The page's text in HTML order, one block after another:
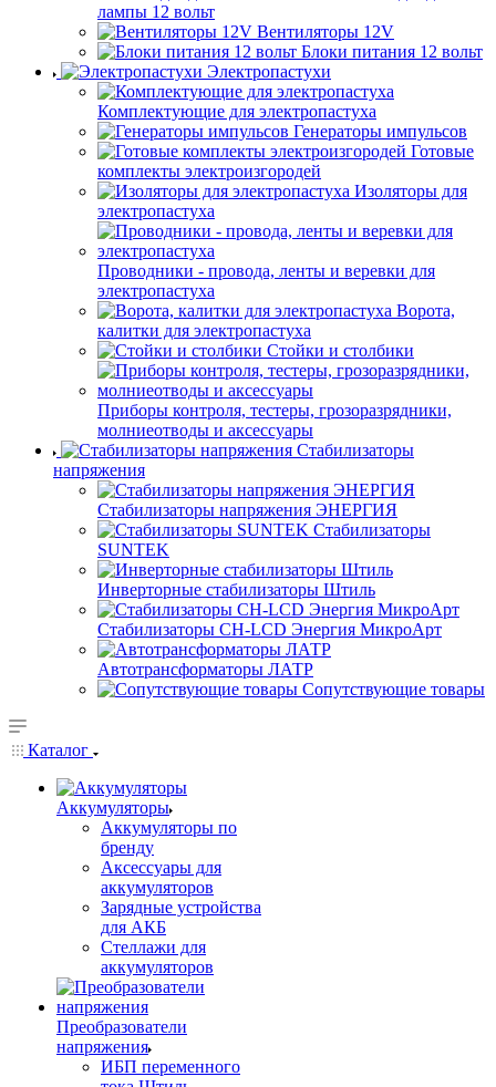
лампы 12 вольт
Вентиляторы 12V
Блоки питания 12 вольт
Электропастухи
Комплектующие для электропастуха
Генераторы импульсов
Готовые
комплекты электроизгородей
Изоляторы для
электропастуха
Проводники - провода, ленты и веревки для
электропастуха
Ворота,
калитки для электропастуха
Стойки и столбики
Приборы контроля, тестеры, грозоразрядники,
молниеотводы и аксессуары
Стабилизаторы
напряжения
Стабилизаторы напряжения ЭНЕРГИЯ
Стабилизаторы
SUNTEK
Инверторные стабилизаторы Штиль
Стабилизаторы СН-LCD Энepгия МикроАрт
Автотрансформаторы ЛАТР
Сопутствующие товары
Каталог
Аккумуляторы
Аккумуляторы по
бренду
Аксессуары для
аккумуляторов
Зарядные устройства
для АКБ
Стеллажи для
аккумуляторов
Преобразователи
напряжения
ИБП переменного